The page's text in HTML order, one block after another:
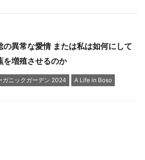
の異常な愛情 または私は如何にして
を増殖させるのか
ガニックガーデン 2024 A Life in Boso